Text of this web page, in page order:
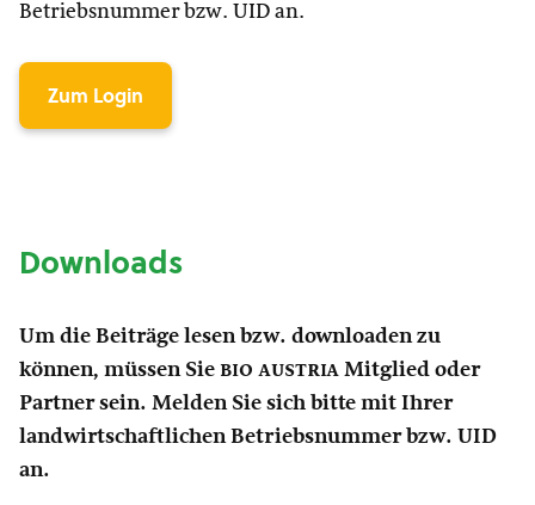
Betriebsnummer bzw. UID an.
Zum Login
Downloads
Um die Beiträge lesen bzw. downloaden zu
können, müssen Sie bio austria Mitglied oder
Partner sein. Melden Sie sich bitte mit Ihrer
landwirtschaftlichen Betriebsnummer bzw. UID
an.